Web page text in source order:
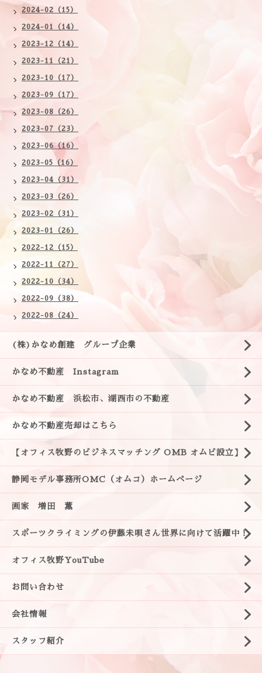
2024-02（15）
2024-01（14）
2023-12（14）
2023-11（21）
2023-10（17）
2023-09（17）
2023-08（26）
2023-07（23）
2023-06（16）
2023-05（16）
2023-04（31）
2023-03（26）
2023-02（31）
2023-01（26）
2022-12（15）
2022-11（27）
2022-10（34）
2022-09（38）
2022-08（24）
(株)かなめ創建 グループ企業
かなめ不動産 Instagram
かなめ不動産 浜松市、湖西市の不動産
かなめ不動産売却はこちら
【オフィス牧野のビジネスマッチング OMB オムビ設立】
静岡モデル事務所OMC（オムコ）ホームページ
画家 増田 薫
スポーツクライミングの伊藤未唄さん世界に向けて活躍中！
オフィス牧野YouTube
お問い合わせ
会社情報
スタッフ紹介